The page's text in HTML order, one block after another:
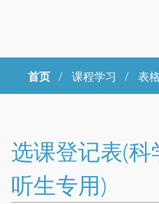
首页 / 课程学习 / 表
选课登记表(
听生专用)